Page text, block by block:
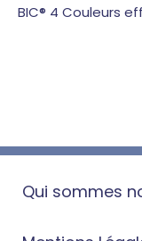
BIC® 4 Couleurs
Qui sommes